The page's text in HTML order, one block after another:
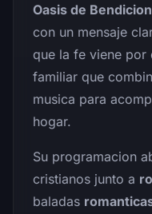
Oasis de
con un mensaje
que la fe viene por
familiar que
musica para
hogar.
Su programacion
cristianos junto a
baladas